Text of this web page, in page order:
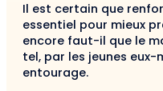
Il est certain que
essentiel pour mieux
encore faut-il que le
tel, par les jeunes eux-
entourage.